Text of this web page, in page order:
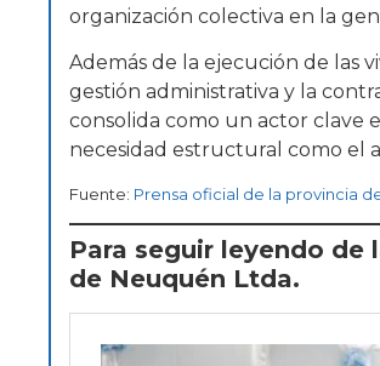
organización colectiva en la
Además de la ejecución de las
gestión administrativa y la
consolida como un actor clave
necesidad estructural como el
Fuente: Prensa oficial de la provincia
Para seguir leyendo de
de Neuquén Ltda.